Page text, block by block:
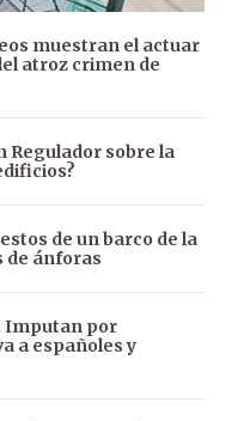
muestran el actuar
atroz crimen de
Regulador sobre la
de un barco de la
de ánforas
Imputan por
a españoles y